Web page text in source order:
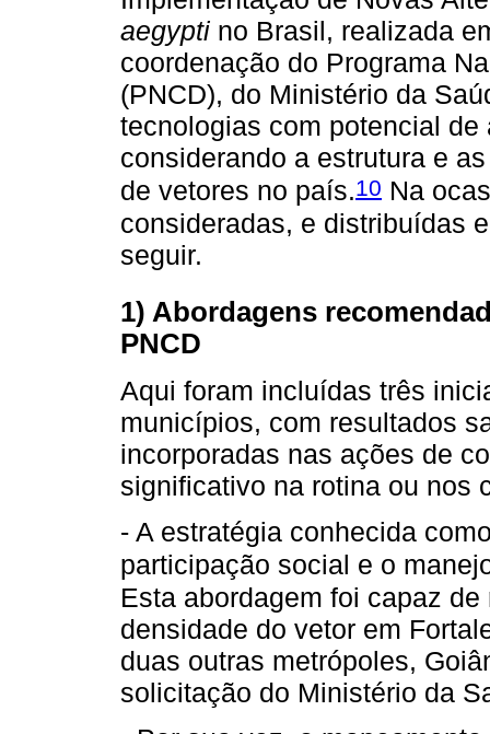
aegypti no Brasil, realizada
coordenação do Programa
(PNCD), do Ministério da
tecnologias com potencial
considerando a estrutura e
de vetores no país.10 Na
consideradas, e distribuídas
seguir.
1) Abordagens
PNCD
Aqui foram incluídas três
municípios, com resultados
incorporadas nas ações de
significativo na rotina ou nos
- A estratégia conhecida
participação social e o
Esta abordagem foi capaz
densidade do vetor em
duas outras metrópoles,
solicitação do Ministério da